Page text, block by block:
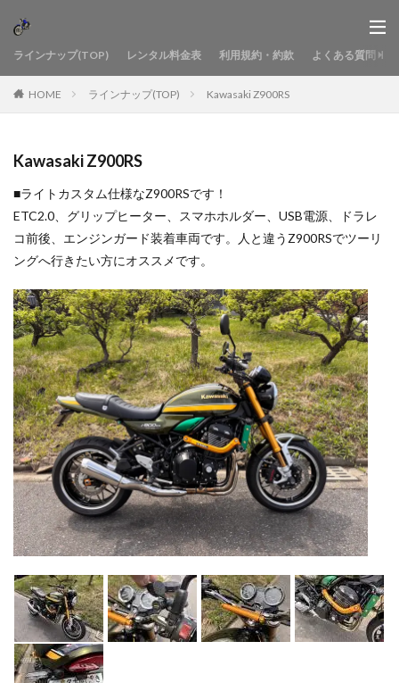
ラインナップ(TOP) レンタル料金表 利用規約・約款 よくある質問
HOME ラインナップ(TOP) Kawasaki Z900RS
Kawasaki Z900RS
■ライトカスタム仕様なZ900RSです！
ETC2.0、グリップヒーター、スマホホルダー、USB電源、ドラレ
コ前後、エンジンガード装着車両です。人と違うZ900RSでツーリ
ングへ行きたい方にオススメです。